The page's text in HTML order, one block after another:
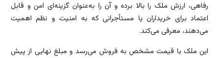
رفاهی، ارزش ملک را بالا برده و آن را به‌عنوان گزینه‌ای امن و قابل
اعتماد برای خریداران یا مستأجرانی که به امنیت و نظم اهمیت
می‌دهند، معرفی می‌کند.
این ملک با قیمت مشخص به فروش می‌رسد و مبلغ نهایی از پیش